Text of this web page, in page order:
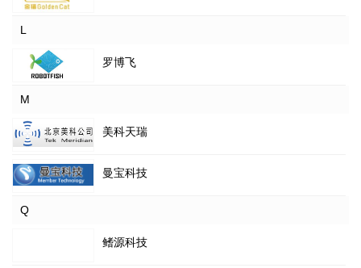
L
罗博飞
M
美科天瑞
曼宝科技
Q
鳍源科技